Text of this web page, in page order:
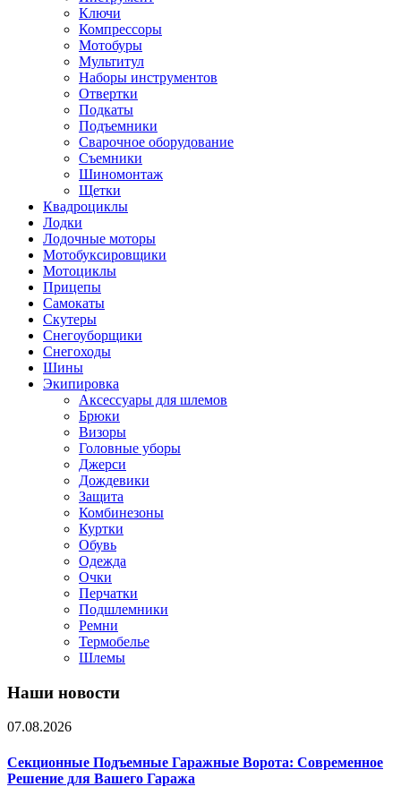
Ключи
Компрессоры
Мотобуры
Мультитул
Наборы инструментов
Отвертки
Подкаты
Подъемники
Сварочное оборудование
Съемники
Шиномонтаж
Щетки
Квадроциклы
Лодки
Лодочные моторы
Мотобуксировщики
Мотоциклы
Прицепы
Самокаты
Скутеры
Снегоуборщики
Снегоходы
Шины
Экипировка
Аксессуары для шлемов
Брюки
Визоры
Головные уборы
Джерси
Дождевики
Защита
Комбинезоны
Куртки
Обувь
Одежда
Очки
Перчатки
Подшлемники
Ремни
Термобелье
Шлемы
Наши новости
07.08.2026
Секционные Подъемные Гаражные Ворота: Современное
Решение для Вашего Гаража